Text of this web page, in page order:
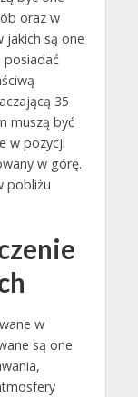
oraz w
jakich są one
posiadać
35
muszą być
w pozycji
w górę.
pobliżu
w
są one